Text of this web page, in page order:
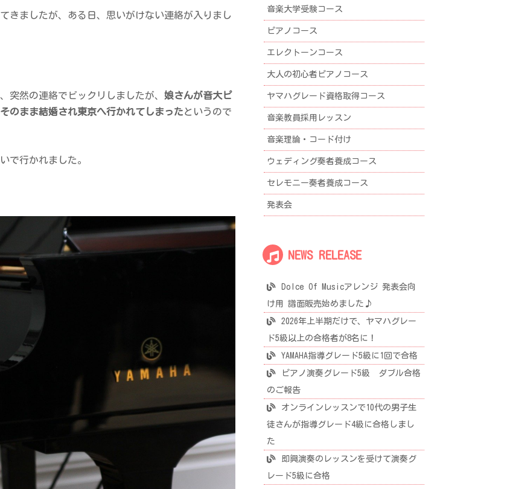
きましたが、ある日、思いがけない連絡が入りまし
突然の連絡でビックリしましたが、 娘さんが音大ピ
のまま結婚され東京へ行かれてしまったというので
で行かれました。
音楽大学受験コース
ピアノコース
エレクトーンコース
大人の初心者ピアノコース
ヤマハグレード資格取得コース
音楽教員採用レッスン
音楽理論・コード付け
ウェディング奏者養成コース
セレモニー奏者養成コース
発表会
NEWS RELEASE
Dolce Of Musicアレンジ 発表会向
け用 譜面販売始めました♪
2026年上半期だけで、ヤマハグレー
ド5級以上の合格者が8名に！
YAMAHA指導グレード5級に1回で合格
ピアノ演奏グレード5級 ダブル合格
のご報告
オンラインレッスンで10代の男子生
徒さんが指導グレード4級に合格しまし
た
即興演奏のレッスンを受けて演奏グ
レード5級に合格